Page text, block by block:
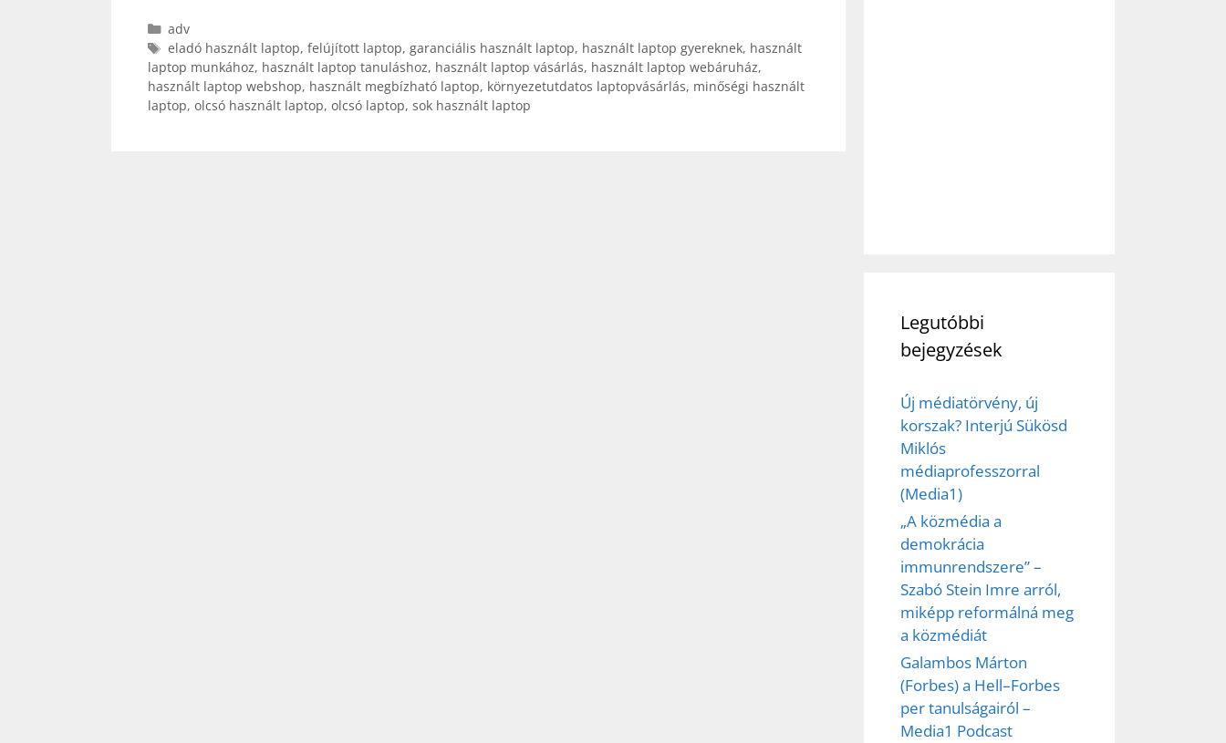
Kategória
adv
Címkék
eladó használt laptop, felújított laptop, garanciális használt laptop, használt laptop gyereknek, használt
laptop munkához, használt laptop tanuláshoz, használt laptop vásárlás, használt laptop webáruház,
használt laptop webshop, használt megbízható laptop, környezetutdatos laptopvásárlás, minőségi használt
laptop, olcsó használt laptop, olcsó laptop, sok használt laptop
Legutóbbi
bejegyzések
Új médiatörvény, új
korszak? Interjú Sükösd
Miklós
médiaprofesszorral
(Media1)
„A közmédia a
demokrácia
immunrendszere” –
Szabó Stein Imre arról,
miképp reformálná meg
a közmédiát
Galambos Márton
(Forbes) a Hell–Forbes
per tanulságairól –
Media1 Podcast